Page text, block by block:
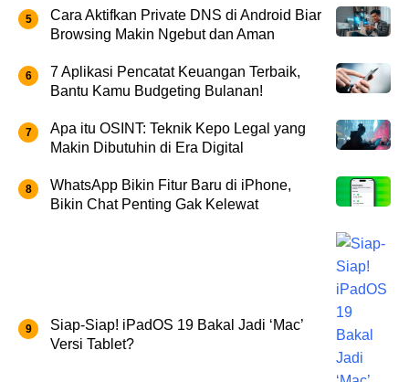
Cara Aktifkan Private DNS di Android Biar
Browsing Makin Ngebut dan Aman
7 Aplikasi Pencatat Keuangan Terbaik,
Bantu Kamu Budgeting Bulanan!
Apa itu OSINT: Teknik Kepo Legal yang
Makin Dibutuhin di Era Digital
WhatsApp Bikin Fitur Baru di iPhone,
Bikin Chat Penting Gak Kelewat
Siap-Siap! iPadOS 19 Bakal Jadi ‘Mac’
Versi Tablet?